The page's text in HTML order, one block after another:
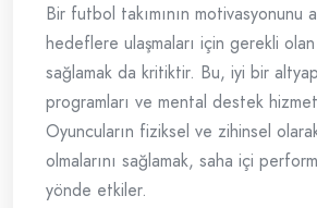
Bir futbol takımının motivasyonunu
hedeflere ulaşmaları için gerekli olan
sağlamak da kritiktir. Bu, iyi bir
programları ve mental destek
Oyuncuların fiziksel ve zihinsel
olmalarını sağlamak, saha içi
yönde etkiler.